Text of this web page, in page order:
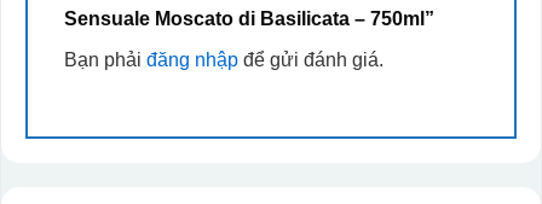
Sensuale Moscato di Basilicata – 750ml”
Bạn phải đăng nhậpđể gửi đánh giá.